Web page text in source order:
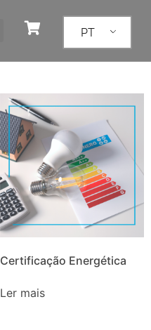
PT
Certificação Energética
Ler mais